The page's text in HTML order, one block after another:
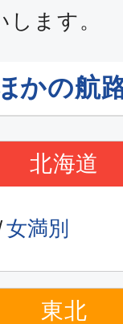
ー
ます。
かの航
北海道
女満別
東北